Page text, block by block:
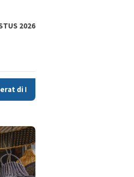
2026
Warga Dilaporkan Terluka